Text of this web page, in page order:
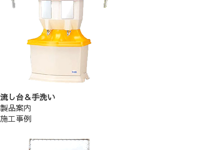
流し台＆手洗い
製品案内
施工事例